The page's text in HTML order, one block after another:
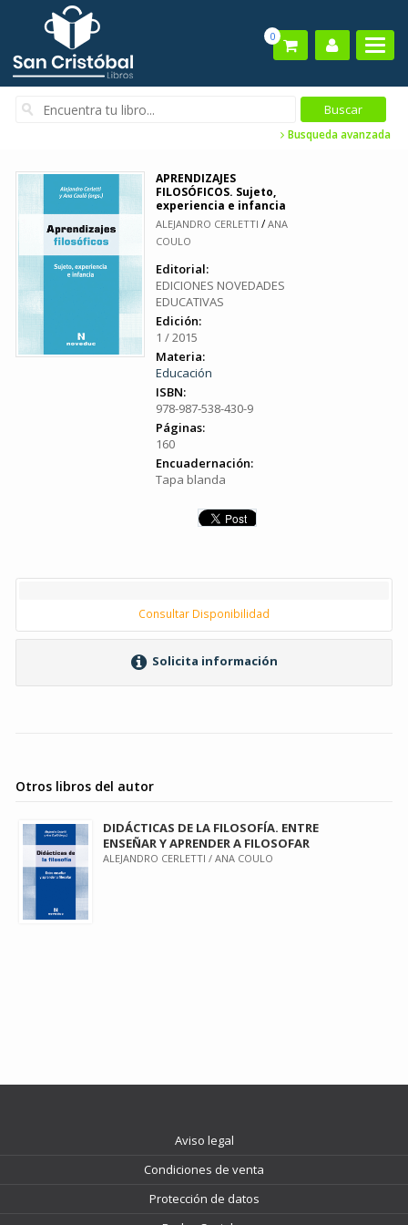
0
Busqueda avanzada
APRENDIZAJES
FILOSÓFICOS. Sujeto,
experiencia e infancia
ALEJANDRO CERLETTI /ANA
COULO
Editorial:
EDICIONES NOVEDADES
EDUCATIVAS
Edición:
1 / 2015
Materia:
Educación
ISBN:
978-987-538-430-9
Páginas:
160
Encuadernación:
Tapa blanda
Consultar Disponibilidad
Solicita información
Otros libros del autor
DIDÁCTICAS DE LA FILOSOFÍA. ENTRE
ENSEÑAR Y APRENDER A FILOSOFAR
ALEJANDRO CERLETTI / ANA COULO
Aviso legal
Condiciones de venta
Protección de datos